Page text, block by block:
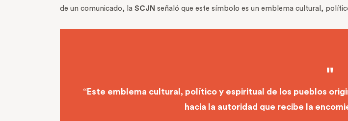
de un comunicado, la SCJN señaló que este símbolo es un emblema cultural,
“Este emblema cultural, político y espiritual de los pueblos
hacia la autoridad que recibe la